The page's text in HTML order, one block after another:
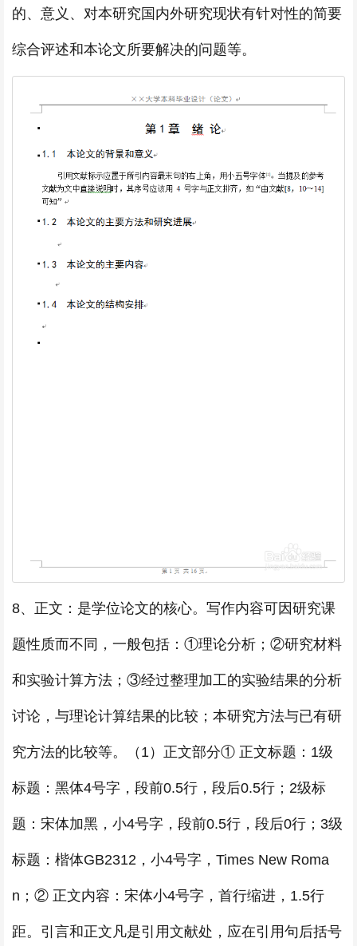
的、意义、对本研究国内外研究现状有针对性的简要
综合评述和本论文所要解决的问题等。
8、正文：是学位论文的核心。写作内容可因研究课
题性质而不同，一般包括：①理论分析；②研究材料
和实验计算方法；③经过整理加工的实验结果的分析
讨论，与理论计算结果的比较；本研究方法与已有研
究方法的比较等。（1）正文部分① 正文标题：1级
标题：黑体4号字，段前0.5行，段后0.5行；2级标
题：宋体加黑，小4号字，段前0.5行，段后0行；3级
标题：楷体GB2312，小4号字，Times New Roma
n；② 正文内容：宋体小4号字，首行缩进，1.5行
距。引言和正文凡是引用文献处，应在引用句后括号